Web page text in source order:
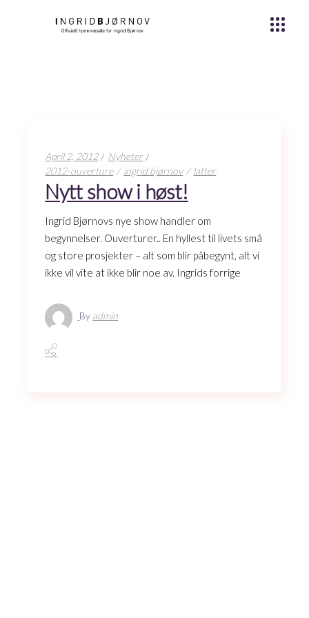
April 2, 2012
Nyheter
2012-ouverture
ingrid bjørnov latter
Nytt show i høst!
Ingrid Bjørnovs nye show handler om
begynnelser. Ouverturer.. En hyllest til livets små
og store prosjekter – alt som blir påbegynt, alt vi
ikke vil vite at ikke blir noe av. Ingrids forrige
By admin